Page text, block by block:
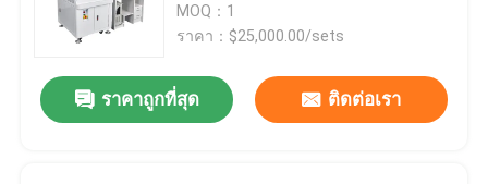
MOQ：1
ราคา：$25,000.00/sets
ราคาถูกที่สุด ติดต่อเรา